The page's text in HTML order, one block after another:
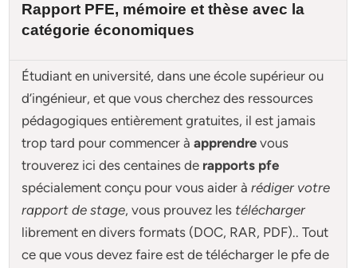
Rapport PFE, mémoire etthèse avec la
catégorie économiques
Étudiant en université, dans une école supérieur ou
d’ingénieur, et que vous cherchez des ressources
pédagogiques entièrement gratuites, il est jamais
trop tard pour commencer àapprendre vous
trouverez ici des centaines de rapports pfe
spécialement conçu pourvous aider àrédiger votre
rapport de stage, vous prouvez les télécharger
librement en divers formats (DOC, RAR, PDF).. Tout
ce que vous devez faire est de télécharger le pfe de